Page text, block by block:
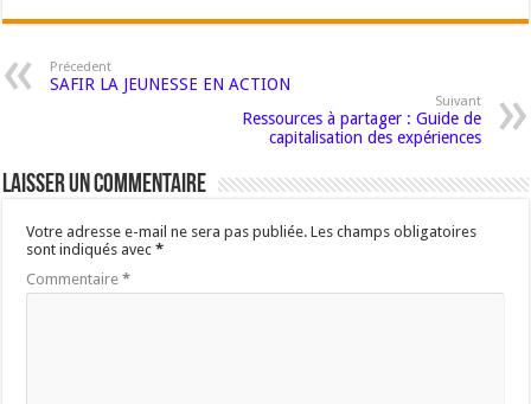
Précedent
SAFIR LA JEUNESSE EN ACTION
Suivant
Ressources à partager : Guide de
capitalisation des expériences
Laisser un commentaire
Votre adresse e-mail ne sera pas publiée. Les champs obligatoires
sont indiqués avec*
Commentaire*